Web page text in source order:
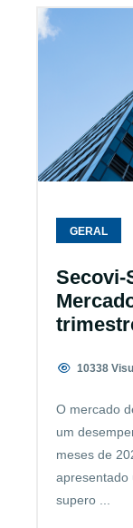
GERAL
Secovi-
10338
O mercado
um
meses de
apresentado
supero ...